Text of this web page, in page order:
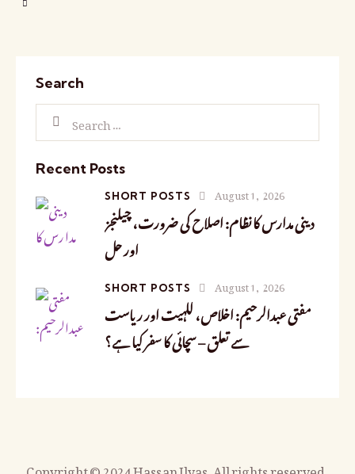
Search
Recent Posts
SHORT POSTS August 1, 2026
دینی مدارس کا نظام: اصلاح کی ضرورت، چیلنجز
اور حل
SHORT POSTS August 1, 2026
مفتی عبدالرحیم: اخلاص، للہیت اور ریاست
سے تعلق – سچائی کا سفر کیا ہے؟